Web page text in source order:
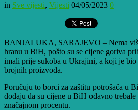
in Sve vijesti, Vijesti 04/05/2023 0
BANJALUKA, SARAJEVO – Nema
hranu u BiH, pošto su se cijene goriva
imali prije sukoba u Ukrajini, a koji je bio
brojnih proizvoda.
Poručuju to borci za zaštitu potrošača u
dodaju da su cijene u BiH odavno
značajnom procentu.